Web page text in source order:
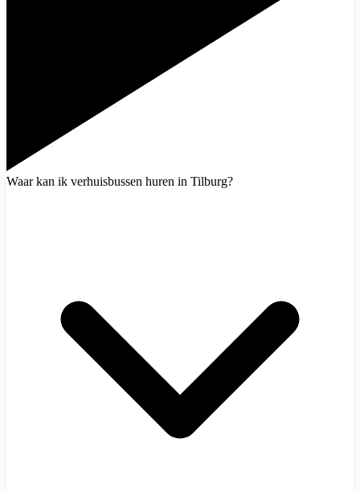
Waar kan ik verhuisbussen huren in Tilburg?